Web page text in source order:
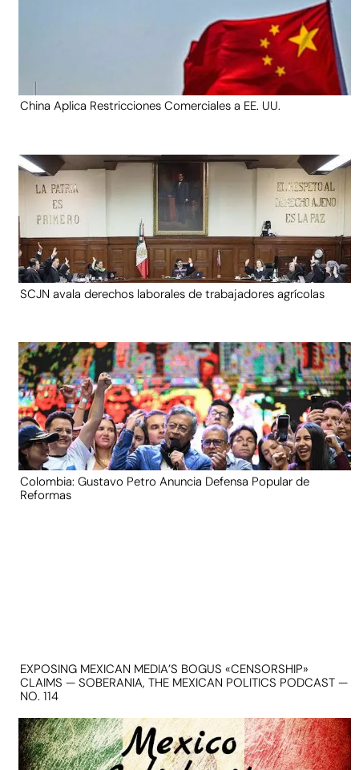
China Aplica Restricciones Comerciales a EE. UU.
SCJN avala derechos laborales de trabajadores agrícolas
Colombia: Gustavo Petro Anuncia Defensa Popular de
Reformas
EXPOSING MEXICAN MEDIA’S BOGUS «CENSORSHIP»
CLAIMS — SOBERANIA, THE MEXICAN POLITICS PODCAST —
NO. 114